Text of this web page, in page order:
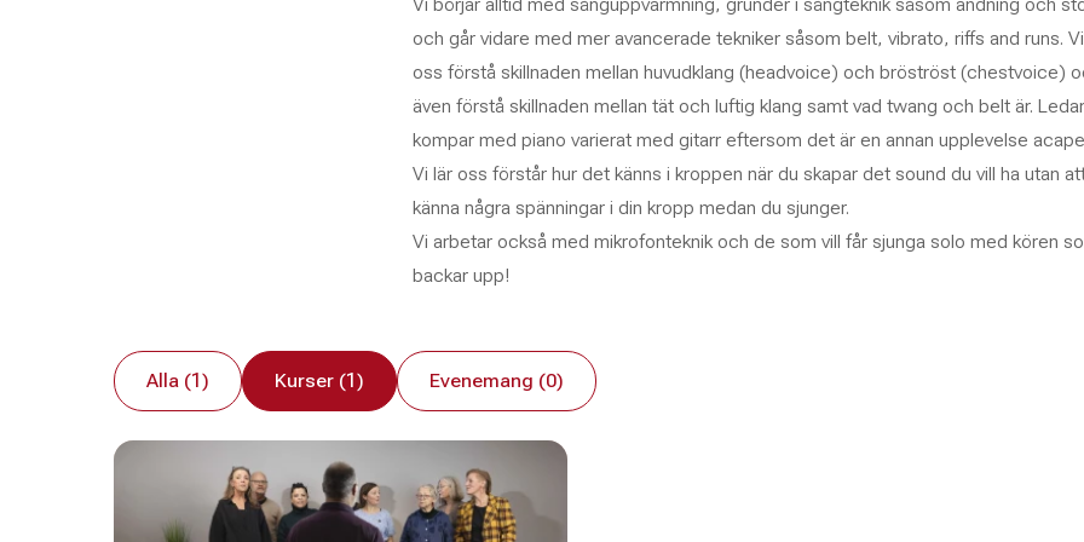
och går vidare med mer avancerade tekniker såsom belt, vibrato, riffs and runs.
oss förstå skillnaden mellan huvudklang (headvoice) och bröströst (chestvoice)
även förstå skillnaden mellan tät och luftig klang samt vad twang och belt är.
kompar med piano varierat med gitarr eftersom det är en annan upplevelse
Vi lär oss förstår hur det känns i kroppen när du skapar det sound du vill ha utan
känna några spänningar i din kropp medan du sjunger.
Vi arbetar också med mikrofonteknik och de som vill får sjunga solo med kören
backar upp!
Alla (1) Kurser (1) Evenemang (0)